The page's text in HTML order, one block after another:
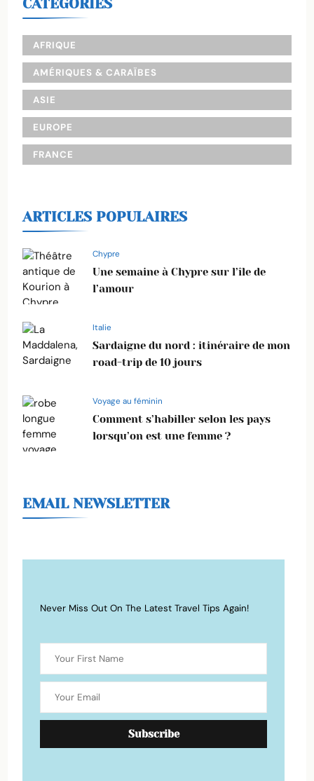
CATEGORIES
AFRIQUE
AMÉRIQUES & CARAÏBES
ASIE
EUROPE
FRANCE
ARTICLES POPULAIRES
Chypre
Une semaine à Chypre sur l’île de
l’amour
Italie
Sardaigne du nord : itinéraire de mon
road-trip de 10 jours
Voyage au féminin
Comment s’habiller selon les pays
lorsqu’on est une femme ?
EMAIL NEWSLETTER
Never Miss Out On The Latest Travel Tips Again!